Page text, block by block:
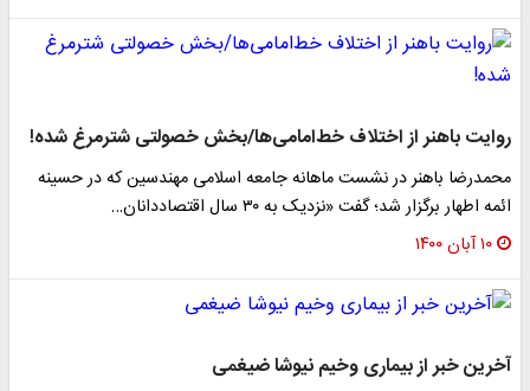
روایت باهنر از اختلاف خط‌امامی‌ها/بخش خصولتی شترمرغ شده!
محمدرضا باهنر در نشست ماهانه جامعه اسلامی مهندسین که در حسینه‌
ائمه اطهار برگزار شد؛ گفت‌ «نزدیک به ۳۰ سال اقتصاددانان…
۱۰ آبان ۱۴۰۰
آخرین خبر از بیماری وخیم نیوشا ضیغمی